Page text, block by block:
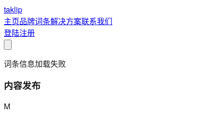
taklip
主页品牌词条解决方案联系我们
登陆注册
词条信息加载失败
内容发布
M